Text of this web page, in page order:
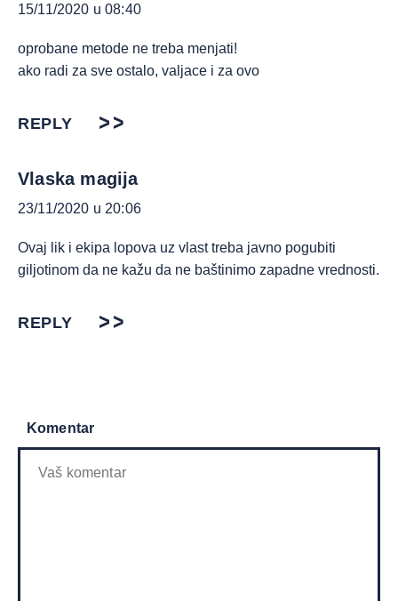
15/11/2020 u 08:40
oprobane metode ne treba menjati!
ako radi za sve ostalo, valjace i za ovo
REPLY
Vlaska magija
23/11/2020 u 20:06
Ovaj lik i ekipa lopova uz vlast treba javno pogubiti
giljotinom da ne kažu da ne baštinimo zapadne vrednosti.
REPLY
Komentar